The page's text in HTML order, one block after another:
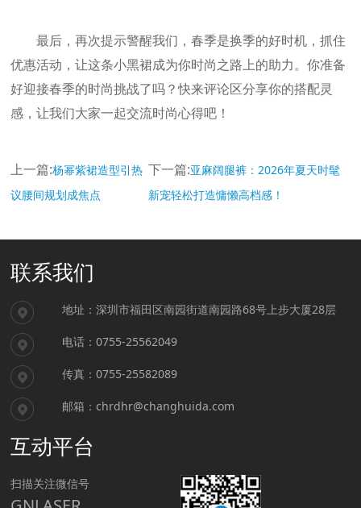
最后，再次提示警醒我们，春季是换季的好时机，抓住
优惠活动，让这条小黑裙成为你时尚之路上的助力。你准备
好迎接春季的时尚挑战了吗？快来评论区分享你的搭配灵
感，让我们大家一起交流时尚心得吧！
上一篇:杨幂紫裙造型引热
议腰间规划成焦点
下一篇:亚麻阔腿裤：2026年夏天时髦
新宠轻松打造慵懒高档感！
联系我们
地址： 深圳市福田区南园街道南园路68号上步大厦28层
电话： 0755-25562049
传真： 0755-25582089
邮箱： chrdhr@changhuida.com
互动平台
扫描关注微信号